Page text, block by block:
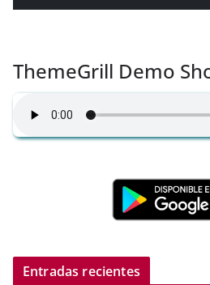
ThemeGrill Demo
Entradas recientes